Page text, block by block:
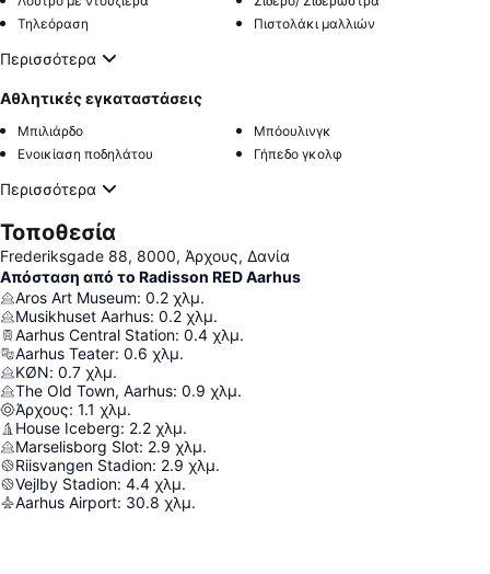
Τηλεόραση
Πιστολάκι μαλλιών
Περισσότερα
Αθλητικές εγκαταστάσεις
Μπιλιάρδο
Μπόουλινγκ
Ενοικίαση ποδηλάτου
Γήπεδο γκολφ
Περισσότερα
Τοποθεσία
Frederiksgade 88, 8000, Άρχους, Δανία
Απόσταση από το Radisson RED Aarhus
Aros Art Museum: 0.2 χλμ.
Musikhuset Aarhus: 0.2 χλμ.
Aarhus Central Station: 0.4 χλμ.
Aarhus Teater: 0.6 χλμ.
KØN: 0.7 χλμ.
The Old Town, Aarhus: 0.9 χλμ.
Άρχους: 1.1 χλμ.
House Iceberg: 2.2 χλμ.
Marselisborg Slot: 2.9 χλμ.
Riisvangen Stadion: 2.9 χλμ.
Vejlby Stadion: 4.4 χλμ.
Aarhus Airport: 30.8 χλμ.